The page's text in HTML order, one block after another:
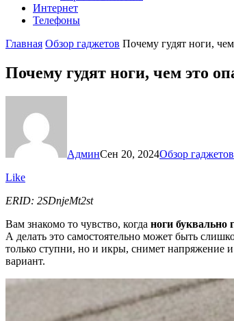
Интернет
Телефоны
Главная Обзор гаджетов Почему гудят ноги,
Почему гудят ноги, чем это
АдминСен 20, 2024Обзор гаджетов
Like
ERID: 2SDnjeMt2st
Вам знакомо то чувство, когда ноги буквально
А делать это самостоятельно может быть
только ступни, но и икры, снимет напряжение
вариант.